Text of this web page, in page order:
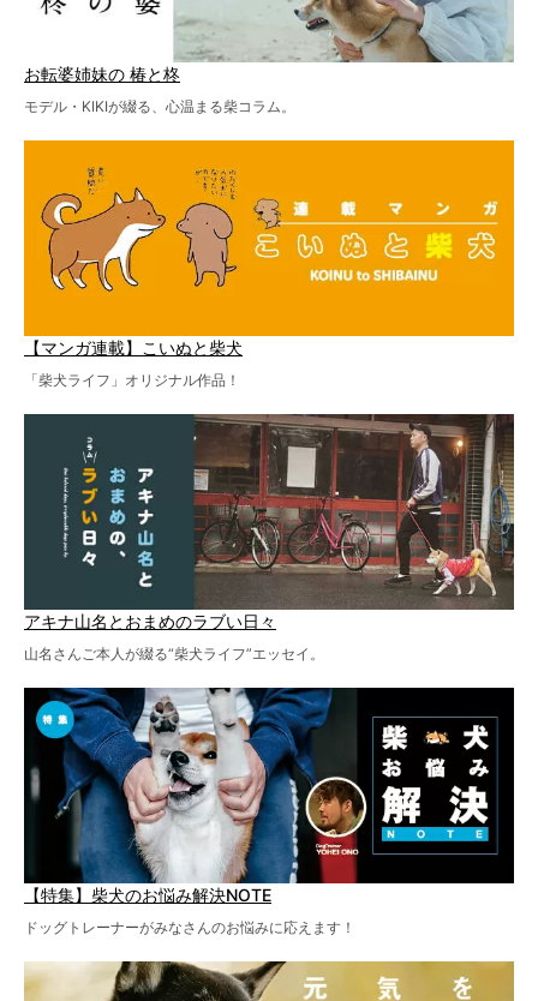
お転婆姉妹の 椿と柊
モデル・KIKIが綴る、心温まる柴コラム。
【マンガ連載】こいぬと柴犬
「柴犬ライフ」オリジナル作品！
アキナ山名とおまめのラブい日々
山名さんご本人が綴る“柴犬ライフ”エッセイ。
【特集】柴犬のお悩み解決NOTE
ドッグトレーナーがみなさんのお悩みに応えます！